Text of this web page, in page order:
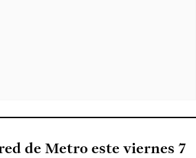
de Metro este viernes 7